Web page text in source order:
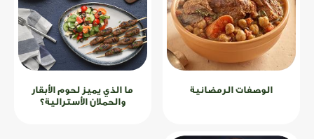
الوصفات الرمضانية
ما الذي يميز لحوم الأبقار
والحملان الأسترالية؟